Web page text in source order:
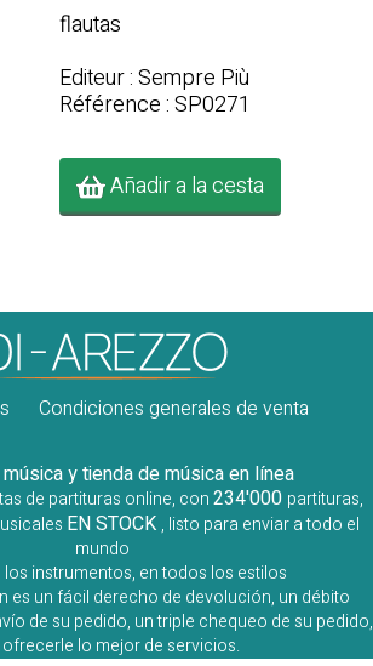
flautas
Editeur : Sempre Più
Référence : SP0271
Añadir a la cesta
Condiciones generales de venta
y tienda de música en línea
de partituras online, con234'000 partituras,
EN STOCK , listo para enviar a todo el
mundo
instrumentos, en todos los estilos
es un fácil derecho de devolución, un débito
de su pedido, un triple chequeo de su pedido,
lo mejor de servicios.